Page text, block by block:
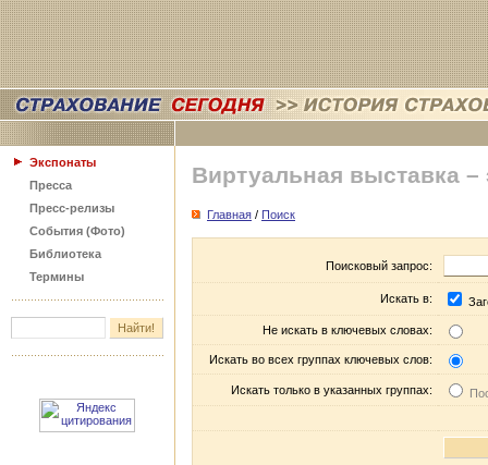
Экспонаты
Пресса
Пресс-релизы
События (Фото)
Библиотека
Термины
Виртуальная выставка –
Главная / Поиск
Поисковый запрос:
Искать в:
Не искать в ключевых словах:
Искать во всех группах ключевых слов:
Искать только в указанных группах: